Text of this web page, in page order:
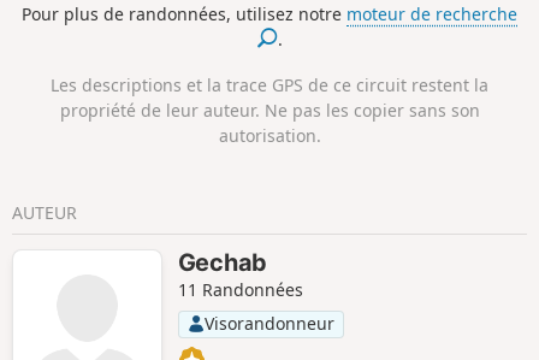
singles en sous-bois. La montée se fait sur de la roche
Pour plus de randonnées, utilisez notre moteur de recherche
.
Les descriptions et la trace GPS de ce circuit restent la
propriété de leur auteur. Ne pas les copier sans son
autorisation.
AUTEUR
Gechab
11 Randonnées
Visorandonneur